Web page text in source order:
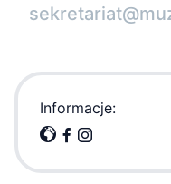
Informacje: